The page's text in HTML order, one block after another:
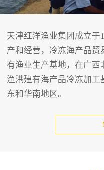
天津红洋渔业集团成立于
产和经营，冷冻海产品
有渔业生产基地，在广
渔港建有海产品冷冻加
东和华南地区。